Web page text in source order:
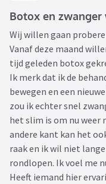
Botox en
Wij willen gaan
Vanaf deze maand
tijd geleden botox
Ik merk dat ik de
bewegen en een
zou ik echter snel
het slim is om nu weer
andere kant kan het
raak en ik wil niet
rondlopen. Ik voel me
Heeft iemand hier